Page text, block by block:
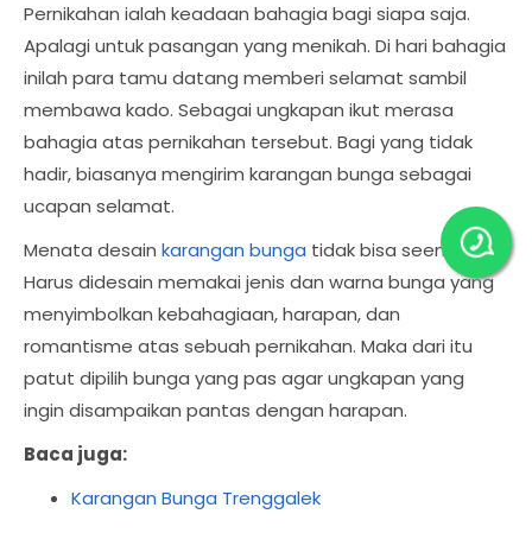
Pernikahan ialah keadaan bahagia bagi siapa saja.
Apalagi untuk pasangan yang menikah. Di hari bahagia
inilah para tamu datang memberi selamat sambil
membawa kado. Sebagai ungkapan ikut merasa
bahagia atas pernikahan tersebut. Bagi yang tidak
hadir, biasanya mengirim karangan bunga sebagai
ucapan selamat.
Menata desain karangan bunga tidak bisa seenaknya.
Harus didesain memakai jenis dan warna bunga yang
menyimbolkan kebahagiaan, harapan, dan
romantisme atas sebuah pernikahan. Maka dari itu
patut dipilih bunga yang pas agar ungkapan yang
ingin disampaikan pantas dengan harapan.
Baca juga:
Karangan Bunga Trenggalek